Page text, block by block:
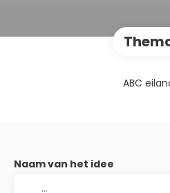
ABC
Naam van het idee